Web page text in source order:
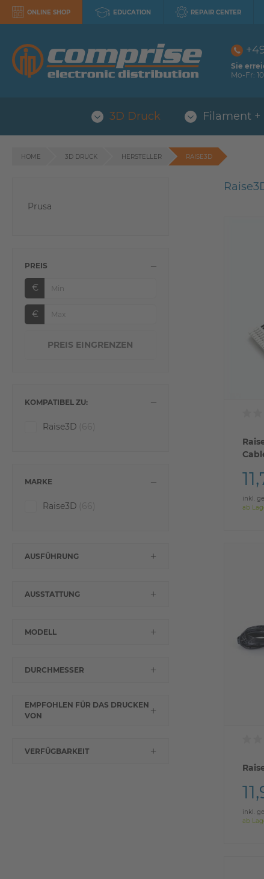
ONLINE SHOP EDUCATION REPAIR CENTER
Sie
Mo-Fr:
3D Druck Filament +
HOME 3D DRUCK HERSTELLER RAISE3D
Prusa
PREIS
€
€
KOMPATIBEL ZU:
Raise3D (66)
MARKE
Raise3D (66)
AUSFÜHRUNG
AUSSTATTUNG
MODELL
DURCHMESSER
EMPFOHLEN FÜR DAS DRUCKEN
VON
VERFÜGBARKEIT
inkl.
ab
inkl.
ab